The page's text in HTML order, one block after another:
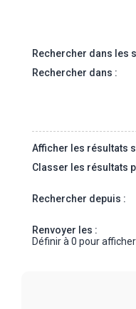
Rechercher dans les
Rechercher dans :
Afficher les résultats
Classer les résultats
Rechercher depuis :
Renvoyer les :
Définir à 0 pour